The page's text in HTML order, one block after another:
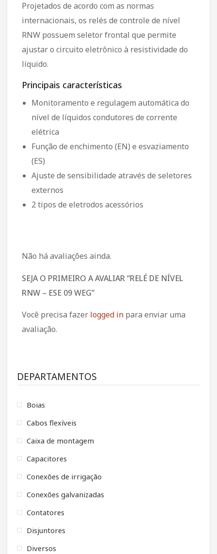
Projetados de acordo com as normas
internacionais, os relés de controle de nível
RNW possuem seletor frontal que permite
ajustar o circuito eletrônico à resistividade do
líquido.
Principais características
Monitoramento e regulagem automática do
nível de líquidos condutores de corrente
elétrica
Função de enchimento (EN) e esvaziamento
(ES)
Ajuste de sensibilidade através de seletores
externos
2 tipos de eletrodos acessórios
Não há avaliações ainda.
SEJA O PRIMEIRO A AVALIAR “RELÉ DE NÍVEL
RNW – ESE 09 WEG”
Você precisa fazer logged in para enviar uma
avaliação.
DEPARTAMENTOS
Boias
Cabos flexíveis
Caixa de montagem
Capacitores
Conexões de irrigação
Conexões galvanizadas
Contatores
Disjuntores
Diversos